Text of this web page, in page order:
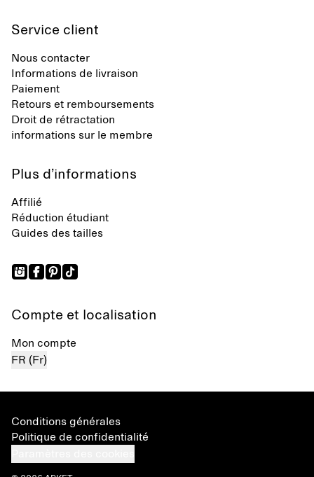
Service client
Nous contacter
Informations de livraison
Paiement
Retours et remboursements
Droit de rétractation
informations sur le membre
Plus d’informations
Affilié
Réduction étudiant
Guides des tailles
Compte et localisation
Mon compte
FR (Fr)
Conditions générales
Politique de confidentialité